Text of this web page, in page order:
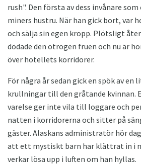
rush". Den första av dess invånare
miners hustru. När han gick bort, var
och sälja sin egen kropp. Plötsligt
dödade den otrogen fruen och nu är
över hotellets korridorer.
För några år sedan gick en spök av en
krullningar till den gråtande kvinnan.
varelse ger inte vila till loggare och
natten i korridorerna och sitter på
gäster. Alaskans administratör hör
att ett mystiskt barn har klättrat in i
verkar lösa upp i luften om han hyllas.